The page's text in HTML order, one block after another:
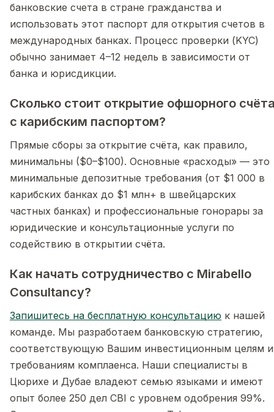
банковские счета в стране гражданства и
использовать этот паспорт для открытия счетов в
международных банках. Процесс проверки (KYC)
обычно занимает 4–12 недель в зависимости от
банка и юрисдикции.
Сколько стоит открытие офшорного
с карибским паспортом?
Прямые сборы за открытие счёта, как правило,
минимальны ($0–$100). Основные «расходы» — это
минимальные депозитные требования (от $1 000 в
карибских банках до $1 млн+ в швейцарских
частных банках) и профессиональные гонорары за
юридические и консультационные услуги по
содействию в открытии счёта.
Как начать сотрудничество с Mirabello
Consultancy?
Запишитесь на бесплатную консультацию к нашей
команде. Мы разработаем банковскую стратегию,
соответствующую Вашим инвестиционным целям и
требованиям комплаенса. Наши специалисты в
Цюрихе и Дубае владеют семью языками и имеют
опыт более 250 дел CBI с уровнем одобрения 99%.